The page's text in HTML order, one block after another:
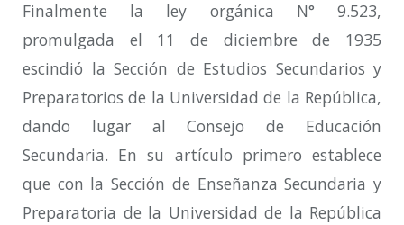
Finalmente la ley orgánica N° 9.523,
promulgada el 11 de diciembre de 1935
escindió la Sección de Estudios Secundarios y
Preparatorios de la Universidad de la República,
dando lugar al Consejo de Educación
Secundaria. En su artículo primero establece
que con la Sección de Enseñanza Secundaria y
Preparatoria de la Universidad de la República